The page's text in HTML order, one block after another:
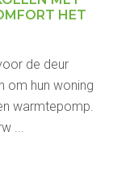
HET
de deur
om hun woning
warmtepomp.
...